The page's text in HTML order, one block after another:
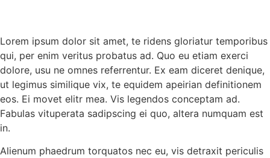
Lorem ipsum dolor sit amet, te ridens gloriatur temporibus
qui, per enim veritus probatus ad. Quo eu etiam exerci
dolore, usu ne omnes referrentur. Ex eam diceret denique,
ut legimus similique vix, te equidem apeirian definitionem
eos. Ei movet elitr mea. Vis legendos conceptam ad.
Fabulas vituperata sadipscing ei quo, altera numquam est
in.
Alienum phaedrum torquatos nec eu, vis detraxit periculis